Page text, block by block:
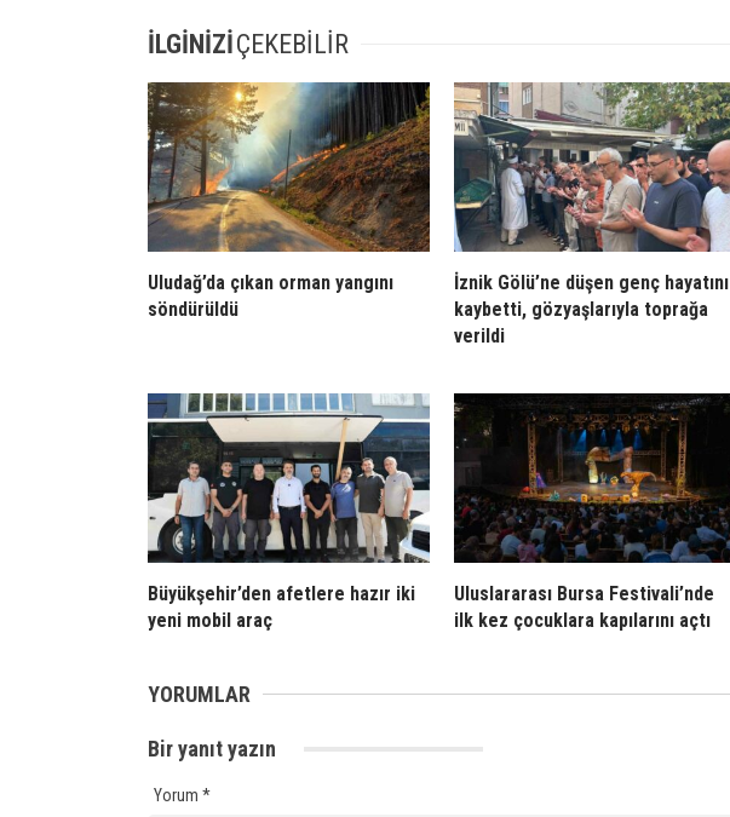
İLGİNİZİÇEKEBİLİR
Uludağ’da çıkan orman yangını
söndürüldü
İznik Gölü’ne düşen genç hayatını
kaybetti, gözyaşlarıyla toprağa
verildi
Büyükşehir’den afetlere hazır iki
yeni mobil araç
Uluslararası Bursa Festivali’nde
ilk kez çocuklara kapılarını açtı
YORUMLAR
Bir yanıt yazın
Yorum *